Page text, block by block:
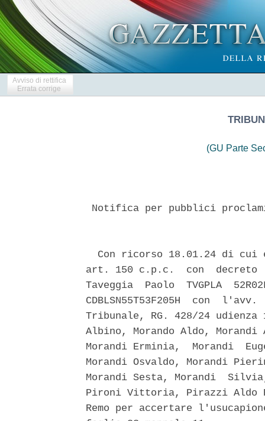
Avviso di rettifica
Errata corrige
(GU Parte
Notifica per pubblici
Con ricorso 18.01.24 di cui
art. 150 c.p.c.  con
Taveggia  Paolo  TVGPLA
CDBLSN55T53F205H  con
Tribunale, RG. 428/24
Albino, Morando Aldo,
Morandi Erminia,  Morandi
Morandi Osvaldo, Morandi
Morandi Sesta, Morandi
Pironi Vittoria, Pirazzi Aldo
Remo per accertare